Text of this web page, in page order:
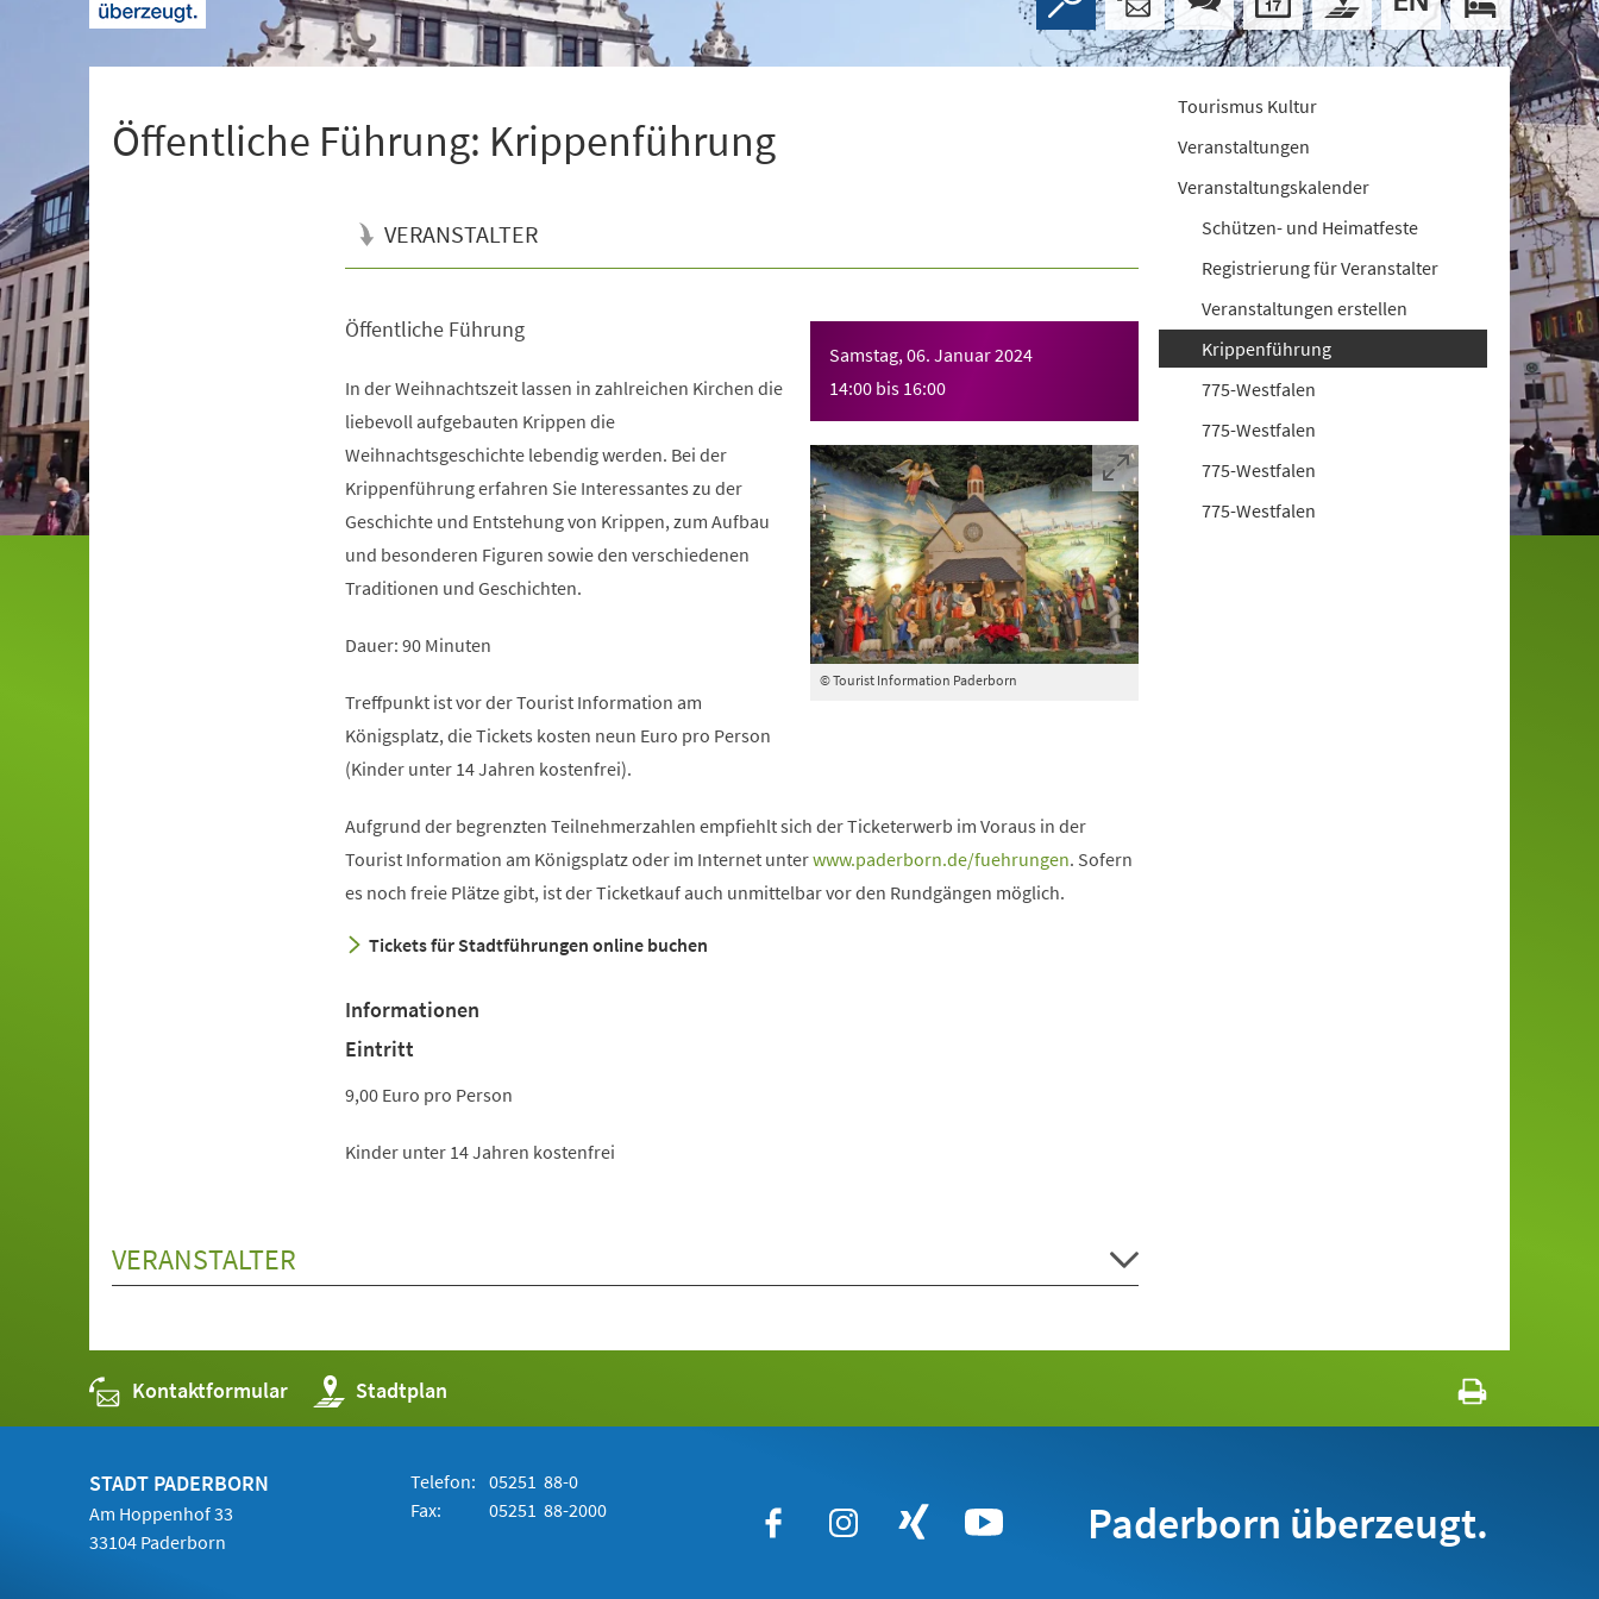
Öffentliche Führung: Krippenführung
VERANSTALTER
Samstag, 06. Januar 2024
14:00 bis 16:00
Öffentliche Führung
© Tourist Information Paderborn
In der Weihnachtszeit lassen in zahlreichen Kirchen die
liebevoll aufgebauten Krippen die
Weihnachtsgeschichte lebendig werden. Bei der
Krippenführung erfahren Sie Interessantes zu der
Geschichte und Entstehung von Krippen, zum Aufbau
und besonderen Figuren sowie den verschiedenen
Traditionen und Geschichten.
Dauer: 90 Minuten
Treffpunkt ist vor der Tourist Information am
Königsplatz, die Tickets kosten neun Euro pro Person
(Kinder unter 14 Jahren kostenfrei).
Aufgrund der begrenzten Teilnehmerzahlen empfiehlt sich der Ticketerwerb im Voraus in der
Tourist Information am Königsplatz oder im Internet unterwww.paderborn.de/fuehrungen. Sofern
es noch freie Plätze gibt, ist der Ticketkauf auch unmittelbar vor den Rundgängen möglich.
Tickets für Stadtführungen online buchen
Informationen
Eintritt
9,00 Euro pro Person
Kinder unter 14 Jahren kostenfrei
VERANSTALTER
Tourismus Kultur
Veranstaltungen
Veranstaltungskalender
Schützen- und Heimatfeste
Registrierung für Veranstalter
Veranstaltungen erstellen
Krippenführung
775-Westfalen
775-Westfalen
775-Westfalen
775-Westfalen
Kontaktformular Stadtplan
(Öffnet
in
einem
STADT PADERBORN
Am Hoppenhof 33
33104 Paderborn
Telefon: 05251 88-0
Fax:
05251 88-2000 Paderborn überzeugt.